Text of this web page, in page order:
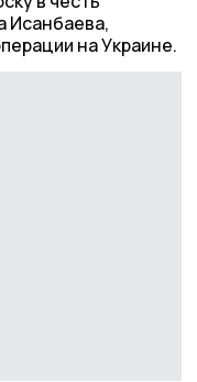
Исанбаева,
на Украине.